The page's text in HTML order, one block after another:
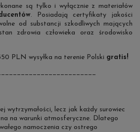
są tylko i wyłącznie z materiałów
. Posiadają certyfikaty jakości
od substancji szkodliwych mających
zdrowia człowieka oraz środowisko
PLN wysyłka na terenie Polski gratis!
wytrzymałości, lecz jak każdy surowiec
na warunki atmosferyczne. Dlatego
namoczenia czy ostrego